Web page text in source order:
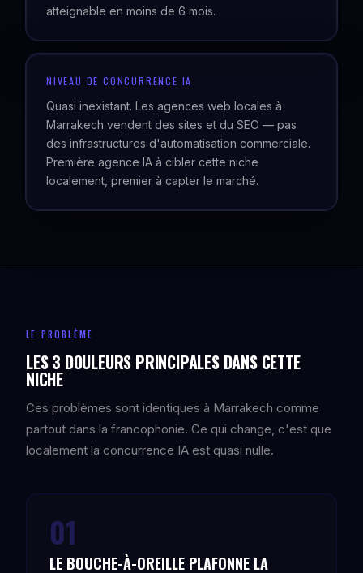
atteignable en moins de 6 mois.
NIVEAU DE CONCURRENCE IA
Quasi inexistant. Les agences web locales à
Marrakech vendent des sites et du SEO — pas
des infrastructures d'automatisation commerciale.
Première agence IA à cibler cette niche
localement, premier à capter le marché.
LE PROBLÈME
LES 3 DOULEURS PRINCIPALES DANS CETTE
NICHE
Ces problèmes sont identiques à Marrakech comme
partout dans la francophonie. Ce qui change, c'est que
localement la concurrence IA est quasi nulle.
01
LE BOUCHE-À-OREILLE PLAFONNE LA